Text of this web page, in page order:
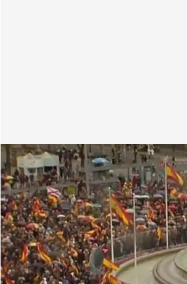
Miles de personas se manifiestan en Madrid contra al
Redacción digital Noticias Cuatro
09 MAR 2024 - 14:47h.
Un grito unánime de ‘no a
glorieta de Cibeles de
El PP ha estado